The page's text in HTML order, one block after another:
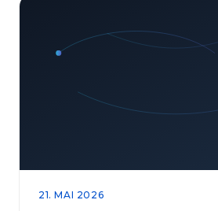
Projekte oft irreführend ist.
21. MAI 2026